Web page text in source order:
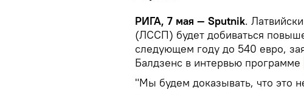
РИГА, 7 мая — Sputnik.
(ЛССП) будет добиваться
следующем году до 540 евро,
Балдзенс в интервью программе
"Мы будем доказывать, что это